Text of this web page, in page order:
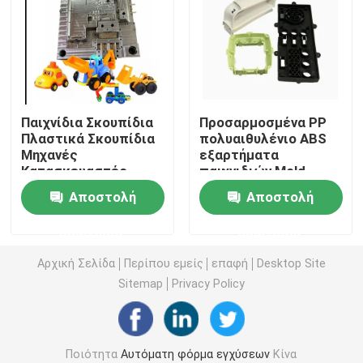
Ιατρική φόρμα εγχύσεων
2K Μούχλα ένεσης
Πλαστικό μούχλα ένεσης
μεταλλικό μούχλα ένεσης
Ρίψη κύβων κραμάτων ψευδάργυρου
CNC συνήθειας κατεργασία
Παιχνίδια Σκουπίδια
Πλαστικά Σκουπίδια
Μηχανές
Κατασκευαστές
Οικιακών Προϊόντων
Μέρη Σκουπίδια
Σκουπίδια Σκουπίδια
Αποστολή
Προσαρμοσμένα PP
πολυαιθυλένιο ABS
εξαρτήματα
παιχνιδιών Mold
κατασκευαστής
εργαλείων πλαστικό
μούχλα ένεσης
Αποστολή
Αρχική Σελίδα Περίπου εμείς επαφή
Desktop Site
Sitemap
Privacy Policy
ΠοιότηταΑυτόματη φόρμα εγχύσεων Κίνα